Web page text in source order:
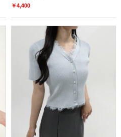
￥4,400